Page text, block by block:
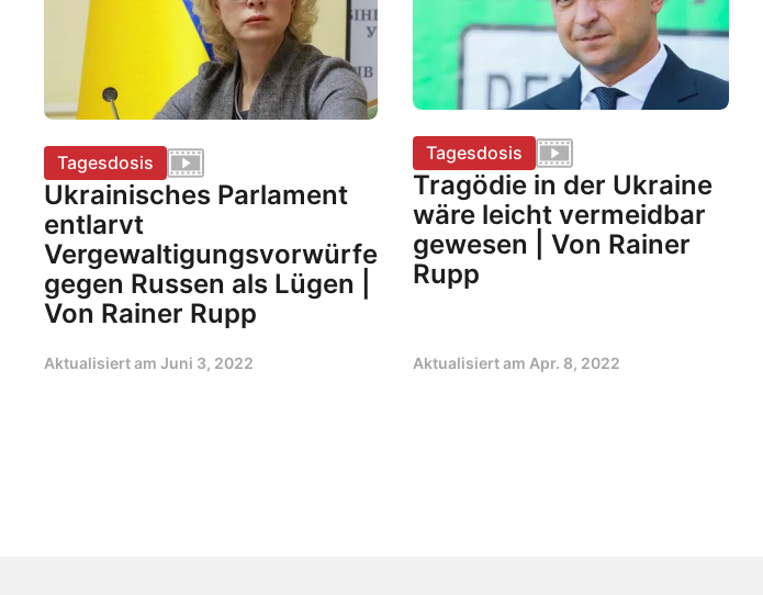
Tagesdosis
Ukrainisches Parlament
entlarvt
Vergewaltigungsvorwürfe
gegen Russen als Lügen |
Von Rainer Rupp
Aktualisiert am Juni 3, 2022
Tagesdosis
Tragödie in der Ukraine
wäre leicht vermeidbar
gewesen | Von Rainer
Rupp
Aktualisiert am Apr. 8, 2022